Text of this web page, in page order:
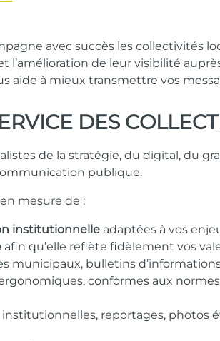
avec succès les collectivités
de leur visibilité
aide à mieux transmettre vos
DES
de la stratégie, du digital, du
publique.
mesure de :
institutionnelle adaptées à vos
afin qu’elle reflète fidèlement vos
municipaux, bulletins
conformes aux
institutionnelles, reportages, photos